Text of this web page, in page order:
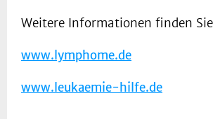
Weitere Informationen finden
www.lymphome.de
www.leukaemie-hilfe.de